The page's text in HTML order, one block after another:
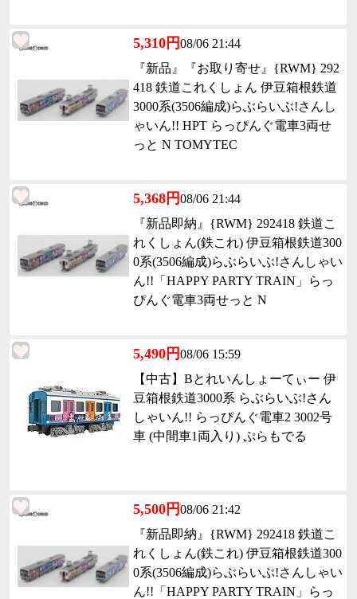
5,310円08/06 21:44
『新品』『お取り寄せ』{RWM} 292
418 鉄道これくしょん 伊豆箱根鉄道
3000系(3506編成)らぶらいぶ!さんし
ゃいん!! HPT らっぴんぐ電車3両せ
っと N TOMYTEC
5,368円08/06 21:44
『新品即納』{RWM} 292418 鉄道こ
れくしょん(鉄これ) 伊豆箱根鉄道300
0系(3506編成)らぶらいぶ!さんしゃい
ん!!「HAPPY PARTY TRAIN」らっ
ぴんぐ電車3両せっと N
5,490円08/06 15:59
【中古】Bとれいんしょーてぃー 伊
豆箱根鉄道3000系 らぶらいぶ!さん
しゃいん!! らっぴんぐ電車2 3002号
車 (中間車1両入り) ぷらもでる
5,500円08/06 21:42
『新品即納』{RWM} 292418 鉄道こ
れくしょん(鉄これ) 伊豆箱根鉄道300
0系(3506編成)らぶらいぶ!さんしゃい
ん!!「HAPPY PARTY TRAIN」らっ